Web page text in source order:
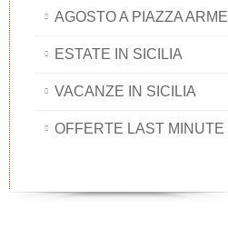
AGOSTO A PIAZZA
ESTATE IN SICILIA
VACANZE IN SICILIA
OFFERTE LAST MINUTE